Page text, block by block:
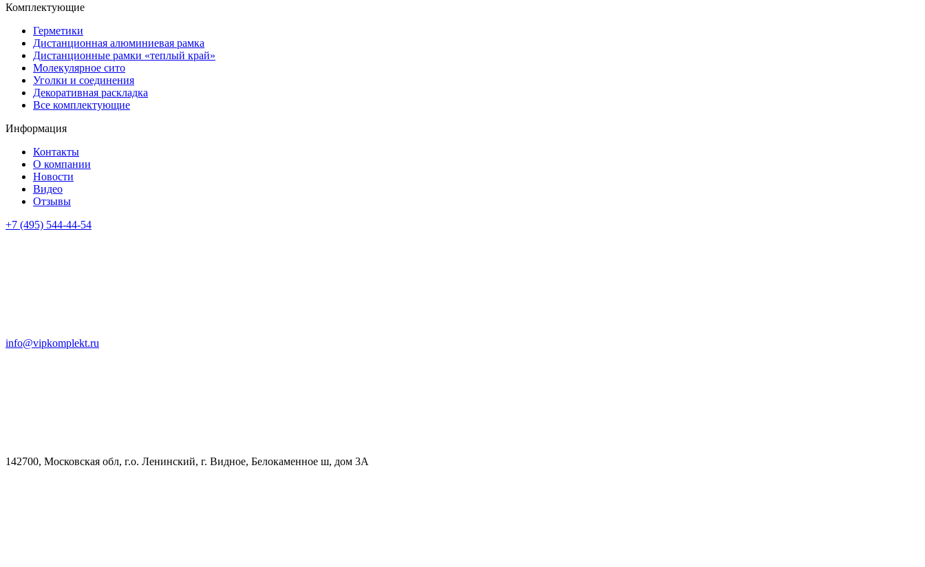
Комплектующие
Герметики
Дистанционная алюминиевая рамка
Дистанционные рамки «теплый край»
Молекулярное сито
Уголки и соединения
Декоративная раскладка
Все комплектующие
Информация
Контакты
О компании
Новости
Видео
Отзывы
+7 (495) 544-44-54
info@vipkomplekt.ru
142700, Московская обл, г.о. Ленинский, г. Видное, Белокаменное ш, дом 3А